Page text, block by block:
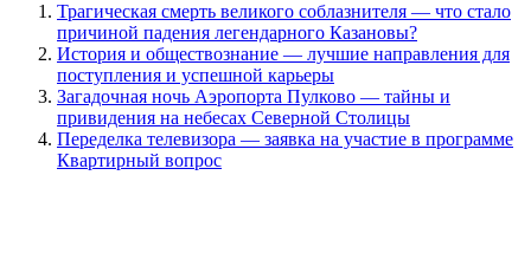
Трагическая смерть великого соблазнителя — что стало
причиной падения легендарного Казановы?
История и обществознание — лучшие направления для
поступления и успешной карьеры
Загадочная ночь Аэропорта Пулково — тайны и
привидения на небесах Северной Столицы
Переделка телевизора — заявка на участие в программе
Квартирный вопрос